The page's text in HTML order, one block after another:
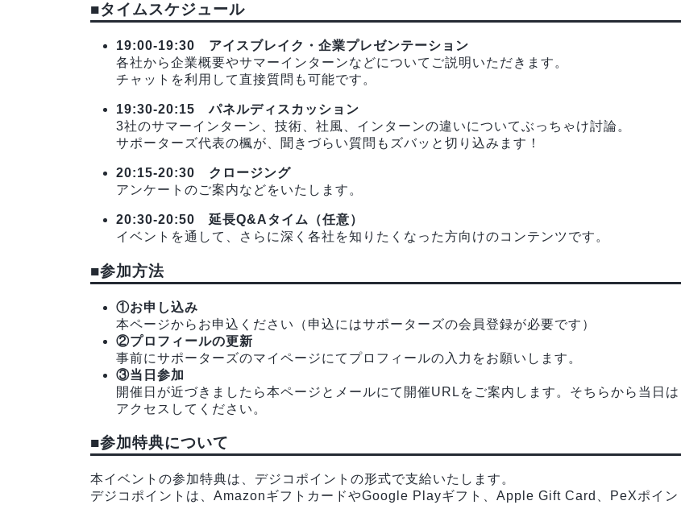
■タイムスケジュール
19:00-19:30 アイスブレイク・企業プレゼンテーション
各社から企業概要やサマーインターンなどについてご説明いただきます。
チャットを利用して直接質問も可能です。
19:30-20:15 パネルディスカッション
3社のサマーインターン、技術、社風、インターンの違いについてぶっちゃけ討論。
サポーターズ代表の楓が、聞きづらい質問もズバッと切り込みます！
20:15-20:30 クロージング
アンケートのご案内などをいたします。
20:30-20:50 延長Q&Aタイム（任意）
イベントを通して、さらに深く各社を知りたくなった方向けのコンテンツです。
■参加方法
①お申し込み
本ページからお申込ください（申込にはサポーターズの会員登録が必要です）
②プロフィールの更新
事前にサポーターズのマイページにてプロフィールの入力をお願いします。
③当日参加
開催日が近づきましたら本ページとメールにて開催URLをご案内します。そちらから当日は
アクセスしてください。
■参加特典について
本イベントの参加特典は、デジコポイントの形式で支給いたします。
デジコポイントは、AmazonギフトカードやGoogle Playギフト、Apple Gift Card、PeXポイン